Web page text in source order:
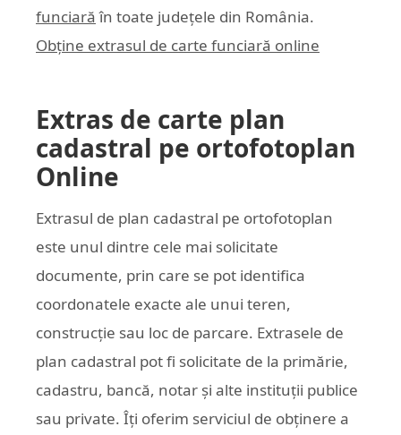
funciară în toate județele din România.
Obține extrasul de carte funciară online
Extras de carte plan
cadastral pe ortofotoplan
Online
Extrasul de plan cadastral pe ortofotoplan
este unul dintre cele mai solicitate
documente, prin care se pot identifica
coordonatele exacte ale unui teren,
construcție sau loc de parcare. Extrasele de
plan cadastral pot fi solicitate de la primărie,
cadastru, bancă, notar și alte instituții publice
sau private. Îți oferim serviciul de obținere a